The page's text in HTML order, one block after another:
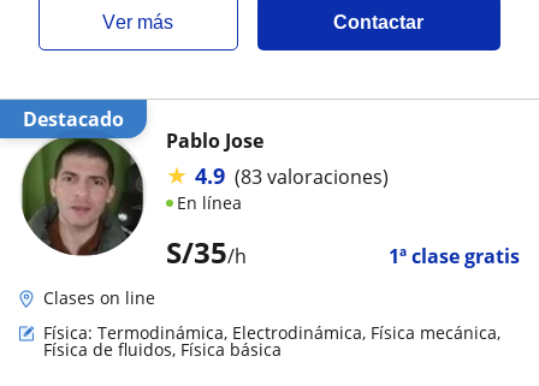
ver más Contactar
Destacado
S/35/h 1ª clase gratis
Pablo Jose
★ 4.9 (83 valoraciones)
En línea
Clases on line
Física: Termodinámica, Electrodinámica, Física mecánica,
Física de fluidos, Física básica